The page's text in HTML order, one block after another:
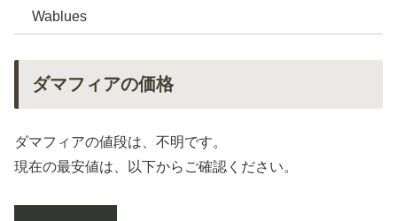
Wablues
ダマフィアの価格
ダマフィアの値段は、不明です。
現在の最安値は、以下からご確認ください。